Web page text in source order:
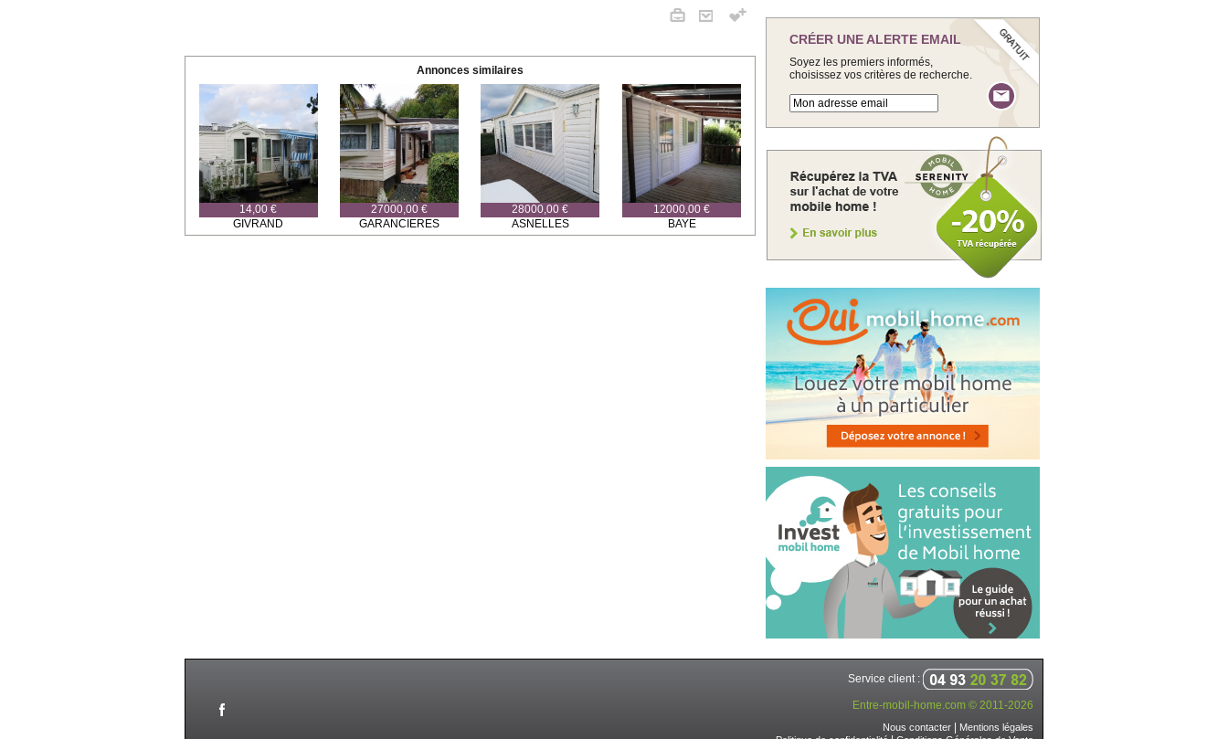
Annonces similaires
14,00 €
GIVRAND
27000,00 €
GARANCIERES
28000,00 €
ASNELLES
12000,00 €
BAYE
CRÉER UNE ALERTE EMAIL
Soyez les premiers informés,
choisissez vos critères de recherche.
Service client :
Entre-mobil-home.com © 2011-2026
Nous contacter
Mentions légales